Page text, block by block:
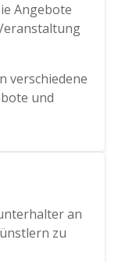
Angebote
verschiedene
und
an
zu